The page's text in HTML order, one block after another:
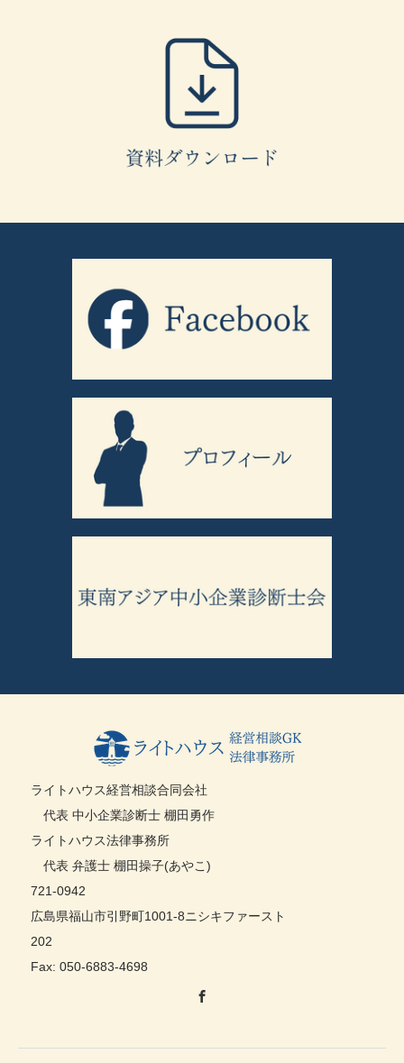
ライトハウス経営相談合同会社
代表 中小企業診断士 棚田勇作
ライトハウス法律事務所
代表 弁護士 棚田操子(あやこ)
721-0942
広島県福山市引野町1001-8ニシキファースト
202
Fax: 050-6883-4698